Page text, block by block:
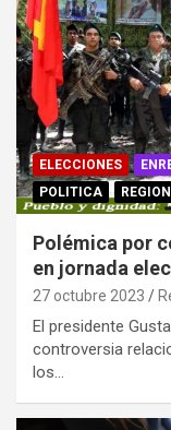
ELECCIONES
POLITICA
Polémica por
en jornada
27 octubre 2023
El presidente
controversia
los…